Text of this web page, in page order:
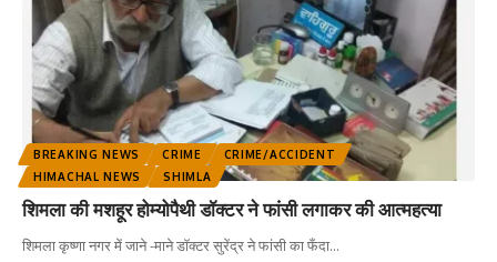
BREAKING NEWS CRIME
CRIME/ACCIDENT
HIMACHAL NEWS
SHIMLA
शिमला की मशहूर होम्योपैथी डॉक्टर ने फांसी लगाकर की आत्महत्या
शिमला कृष्णा नगर में जाने -माने डॉक्टर सुरेंद्र ने फांसी का फँदा…